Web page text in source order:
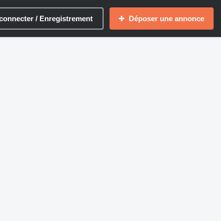
/ Enregistrement Déposer une annonce